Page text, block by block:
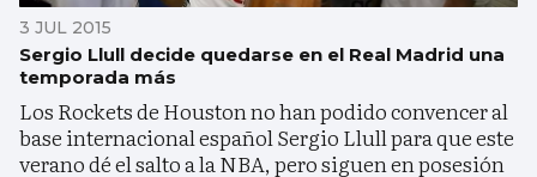
3 JUL 2015
Sergio Llull decide quedarse en el Real Madrid una
temporada más
Los Rockets de Houston no han podido convencer al
base internacional español Sergio Llull para que este
verano dé el salto a la NBA, pero siguen en posesión